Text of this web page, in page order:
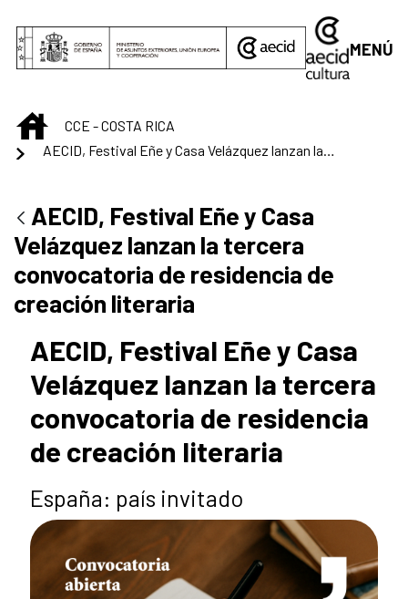
MENÚ
INICIO
CCE - COSTA RICA
AECID, Festival Eñe y Casa
Velázquez lanzan la tercera
convocatoria de residencia de
creación literaria
AECID, Festival Eñe y Casa
Velázquez lanzan la tercera
convocatoria de residencia
de creación literaria
España: país invitado